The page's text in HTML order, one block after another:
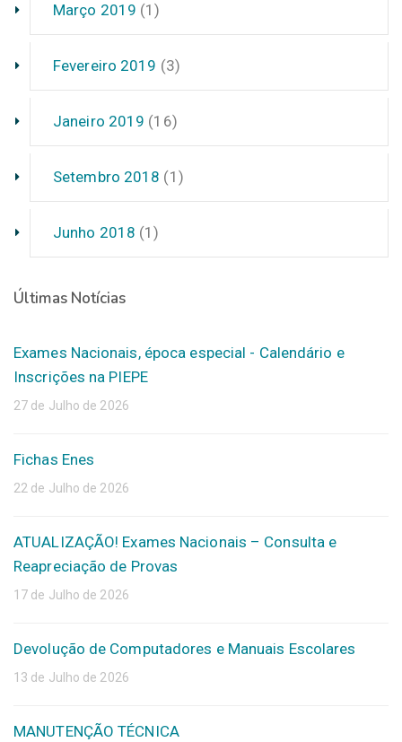
Março 2019 (1)
Fevereiro 2019 (3)
Janeiro 2019 (16)
Setembro 2018 (1)
Junho 2018 (1)
Últimas Notícias
Exames Nacionais, época especial - Calendário e
Inscrições na PIEPE
27 de Julho de 2026
Fichas Enes
22 de Julho de 2026
ATUALIZAÇÃO! Exames Nacionais – Consulta e
Reapreciação de Provas
17 de Julho de 2026
Devolução de Computadores e Manuais Escolares
13 de Julho de 2026
MANUTENÇÃO TÉCNICA